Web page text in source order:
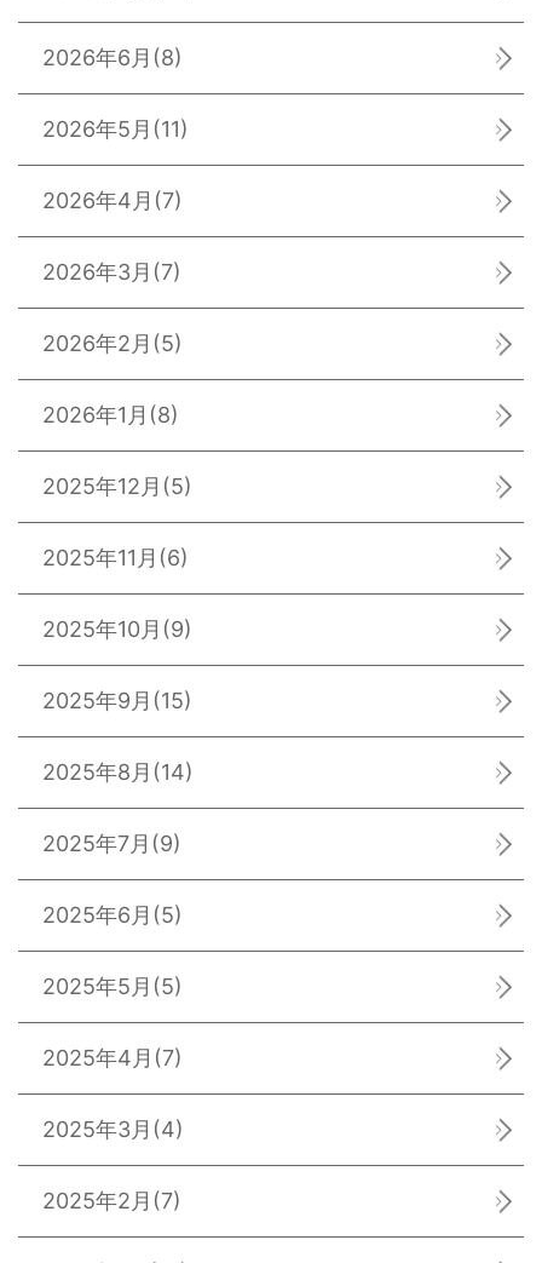
2026年6月 (8)
2026年5月 (11)
2026年4月 (7)
2026年3月 (7)
2026年2月 (5)
2026年1月 (8)
2025年12月 (5)
2025年11月 (6)
2025年10月 (9)
2025年9月 (15)
2025年8月 (14)
2025年7月 (9)
2025年6月 (5)
2025年5月 (5)
2025年4月 (7)
2025年3月 (4)
2025年2月 (7)